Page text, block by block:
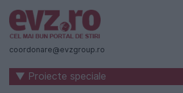
Știri
naționale
internaționale
coordonare@evzgroup.ro
▼ Proiecte speciale